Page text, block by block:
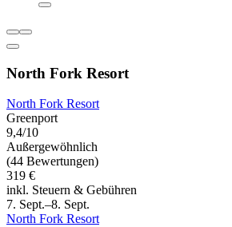
North Fork Resort
North Fork Resort
Greenport
9,4/10
Außergewöhnlich
(44 Bewertungen)
319 €
inkl. Steuern & Gebühren
7. Sept.–8. Sept.
North Fork Resort